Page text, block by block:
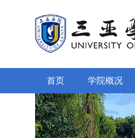
首页 学院概况